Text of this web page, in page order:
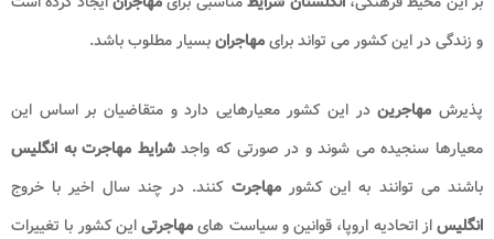
و زندگی در این کشور می تواند برایمهاجرانبسیار مطلوب باشد.
پذیرش مهاجریندر این کشور معیارهایی دارد و متقاضیان بر اساس این
معیارها سنجیده می شوند و در صورتی که واجدشرایط مهاجرت به انگلیس
باشند می توانند به این کشور مهاجرت کنند. در چند سال اخیر با خروج
انگلیساز اتحادیه اروپا، قوانین و سیاست هایمهاجرتیاین کشور با تغییرات